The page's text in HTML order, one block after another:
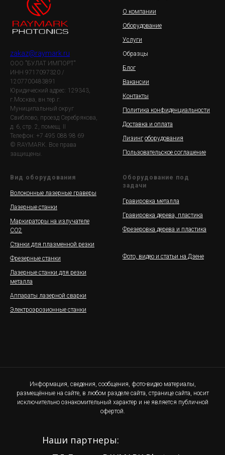
zakaz@raymark.ru
ООО "БУЛАТ ИМПОРТ"
ИНН 9717097320 /
1207700483891
Юридический адрес: 129343,
г.Москва, вн.тер.г.
Муниципальный округ
Свиблово, проезд Серебрякова,
д. 6, стр. 2, помещ. II
Телефон: +7 495 088 98 69
© RAYMARK. Все права
защищены.
О компании
Оборудование
Услуги
Образцы
Блог
Вакансии
Контакты
Политика конфиденциальности
Доставка и оплата
Лизинг оборудования
Пользовательское соглашение
Вид оборудования
Волоконные лазерные граверы
Лазерные станки
Маркираторы на излучателе
СО2
Станки для плазменной резки
Фрезерные станки
Лазерные станки для резки
металла
Аппараты лазерной сварки
Электроэрозионные станки
Оборудование под
задачи
Гравировка металла
Гравировка дерева, пластика
Фрезеровка дерева и пластика
Фото, видео и статьи на Дзене
Информация, сведения, сообщения, фото-видео материалы,
размещённые на сайте, в любом разделе сайта, странице сайта, носит
исключительно ознакомительный характер и не является публичной
офертой.
Наши партнеры: